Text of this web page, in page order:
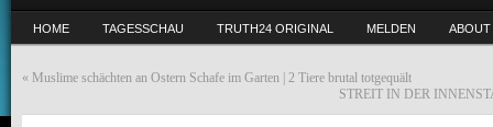
HOME TAGESSCHAU TRUTH24 ORIGINAL MELDEN ABOUT
« Muslime schächten an Ostern Schafe im Garten | 2 Tiere brutal totgequält
STREIT IN DER